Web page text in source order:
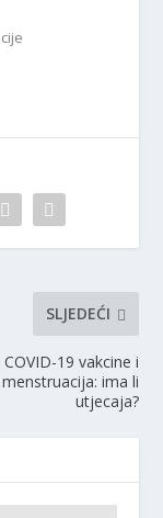
SLJEDEĆI
COVID-19 vakcine i
menstruacija: ima li
utjecaja?